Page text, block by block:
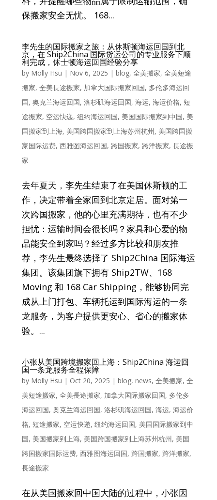
保搬家安全无忧。 168...
李先生的国际搬家之旅：从休斯顿海运回国到北
京，在 Ship2China 国际货运公司的专业服务下顺
利完成，休士顿海运回国经验分享
by Molly Hsu | Nov 6, 2025 | blog, 全美搬家, 全美短途
搬家, 全美長途搬家, 加拿大国际搬家回国, 多伦多海运回
国, 奥克兰海运回国, 洛杉矶海运回国, 海运, 海运价格, 短
途搬家, 空运快递, 纽约海运回国, 美国国际搬家到中国, 美
国搬家到上海, 美国跨国搬家到上海苏州杭州, 美国跨国搬
家国际运费, 西雅图海运回国, 跨国搬家, 跨洋搬家, 長途搬
家
去年夏天，李先生结束了在美国休斯顿的工
作，决定带着全家回到北京定居。面对第一
次跨国搬家，他的心里充满期待，也有不少
担忧：运输时间会很长吗？家具和心爱的物
品能安全到家吗？经过多方比较和朋友推
荐，李先生最终选择了 Ship2China 国际海运
集团。该集团旗下拥有 Ship2TW、168
Moving 和 168 Car Shipping，能够协同完
成从上门打包、车辆托运到国际海运的一条
龙服务，为客户提供更安心、省心的搬家体
验。...
小张从美国跨境搬家回上海：Ship2China 海运回
国一条龙服务全程保障
by Molly Hsu | Oct 20, 2025 | blog, news, 全美搬家, 全
美短途搬家, 全美長途搬家, 加拿大国际搬家回国, 多伦多
海运回国, 奥克兰海运回国, 洛杉矶海运回国, 海运, 海运价
格, 短途搬家, 空运快递, 纽约海运回国, 美国国际搬家到中
国, 美国搬家到上海, 美国跨国搬家到上海苏州杭州, 美国
跨国搬家国际运费, 西雅图海运回国, 跨国搬家, 跨洋搬家,
長途搬家
在从美国搬家回中国大陆的过程中，小张因